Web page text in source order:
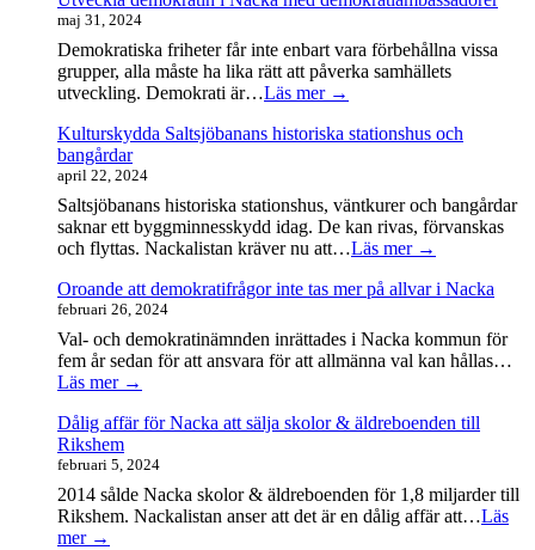
maj 31, 2024
Demokratiska friheter får inte enbart vara förbehållna vissa
grupper, alla måste ha lika rätt att påverka samhällets
utveckling. Demokrati är…Läs mer →
Kulturskydda Saltsjöbanans historiska stationshus och
bangårdar
april 22, 2024
Saltsjöbanans historiska stationshus, väntkurer och bangårdar
saknar ett byggminnesskydd idag. De kan rivas, förvanskas
och flyttas. Nackalistan kräver nu att…Läs mer →
Oroande att demokratifrågor inte tas mer på allvar i Nacka
februari 26, 2024
Val- och demokratinämnden inrättades i Nacka kommun för
fem år sedan för att ansvara för att allmänna val kan hållas…
Läs mer →
Dålig affär för Nacka att sälja skolor & äldreboenden till
Rikshem
februari 5, 2024
2014 sålde Nacka skolor & äldreboenden för 1,8 miljarder till
Rikshem. Nackalistan anser att det är en dålig affär att…Läs
mer →